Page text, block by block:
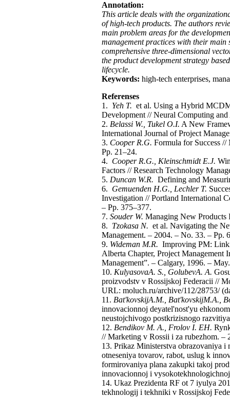
Annotation:
This article deals with the
of high-tech products. The authors
main problem areas for the
management practices with their main
comprehensive three-dimensional
the product development strategy
lifecycle.
Keywords: high-tech enterprises,
Referenses
1. Yeh T. et al. Using a Hybrid
Development // Neural Computing
2. Belassi W., Tukel O.I. A New
International Journal of Project
3. Cooper R.G. Formula for Success
Pp. 21–24.
4. Cooper R.G., Kleinschmidt E.J.
Factors // Research Technology
5. Duncan W.R. Defining and
6. Gemuenden H.G., Lechler T.
Investigation // Portland International
– Pp. 375–377.
7. Souder W. Managing New
8. Tzokasa N. et al. Navigating the
Management. – 2004. – No. 33. – Pp.
9. Wideman M.R. Improving PM:
Alberta Chapter, Project Management
Management”. – Calgary, 1996. – May.
10. KulyasovaA. S., GolubevA.A.
proizvodstv v Rossijskoj Federacii //
URL: moluch.ru/archive/112/28753/
11. Bat'kovskijA.M., Bat'kovskijM.A.,
innovacionnoj deyatel'nost'yu
neustojchivogo postkrizisnogo
12. Bendikov M. A., Frolov I. EH.
// Marketing v Rossii i za rubezhom.
13. Prikaz Ministerstva obrazovaniya
otneseniya tovarov, rabot, uslug k
formirovaniya plana zakupki takoj
innovacionnoj i
14. Ukaz Prezidenta RF ot 7 iyulya
tekhnologij i tekhniki v Rossijskoj